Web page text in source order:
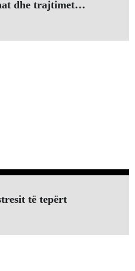
dhe trajtimet…
të tepërt